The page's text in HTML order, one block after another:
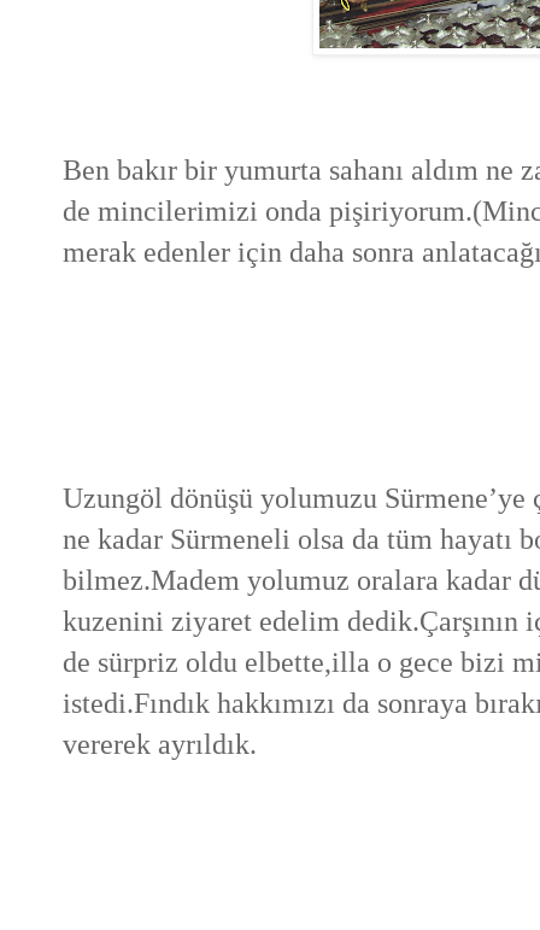
Ben bakır bir yumurta sahanı aldım ne
de mincilerimizi onda
merak edenler için daha sonra
Uzungöl dönüşü yolumuzu
ne kadar Sürmeneli olsa da tüm hayatı
bilmez.Madem yolumuz oralara kadar
kuzenini ziyaret edelim
de sürpriz oldu elbette,illa o gece bizi
istedi.Fındık hakkımızı da sonraya
vererek ayrıldık.